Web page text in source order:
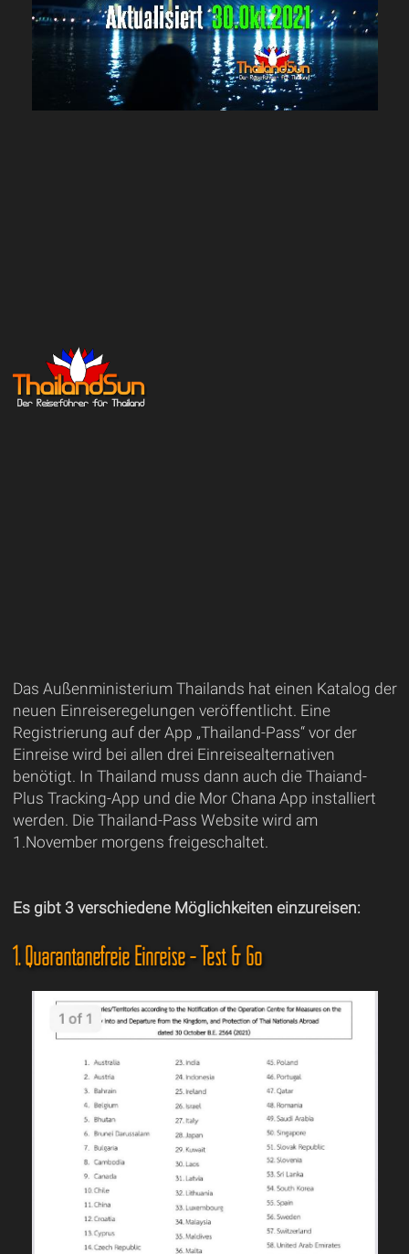
Das Außenministerium Thailands hat einen Katalog der
neuen Einreiseregelungen veröffentlicht. Eine
Registrierung auf der App „Thailand-Pass“ vor der
Einreise wird bei allen drei Einreisealternativen
benötigt. In Thailand muss dann auch die Thaiand-
Plus Tracking-App und die Mor Chana App installiert
werden. Die Thailand-Pass Website wird am
1.November morgens freigeschaltet.
Es gibt 3 verschiedene Möglichkeiten einzureisen:
1. Quarantänefreie Einreise - Test & Go